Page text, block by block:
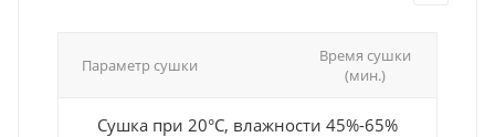
Параметр сушки
Время сушки
(мин.)
Сушка при 20°С, влажности 45%-65%